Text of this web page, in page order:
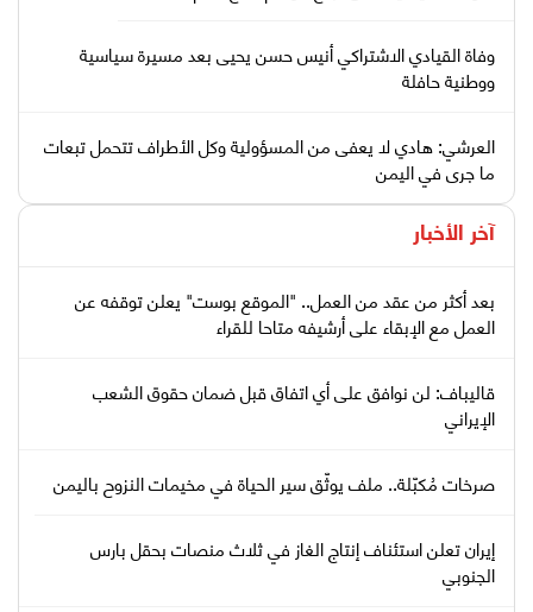
وفاة القيادي الاشتراكي أنيس حسن يحيى بعد مسيرة سياسية
ووطنية حافلة
العرشي: هادي لا يعفى من المسؤولية وكل الأطراف تتحمل تبعات
ما جرى في اليمن
آخر الأخبار
بعد أكثر من عقد من العمل.. "الموقع بوست" يعلن توقفه عن
العمل مع الإبقاء على أرشيفه متاحا للقراء
قاليباف: لن نوافق على أي اتفاق قبل ضمان حقوق الشعب
الإيراني
صرخات مُكبّلة.. ملف يوثّق سير الحياة في مخيمات النزوح باليمن
إيران تعلن استئناف إنتاج الغاز في ثلاث منصات بحقل بارس
الجنوبي